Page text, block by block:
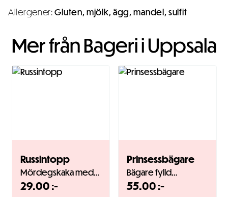
Allergener:Gluten, mjölk, ägg, mandel, sulfit
Mer från Bageri i Uppsala
Russintopp
Mördegskaka med…
29.00 :-
Prinsessbägare
Bägare fylld…
55.00 :-